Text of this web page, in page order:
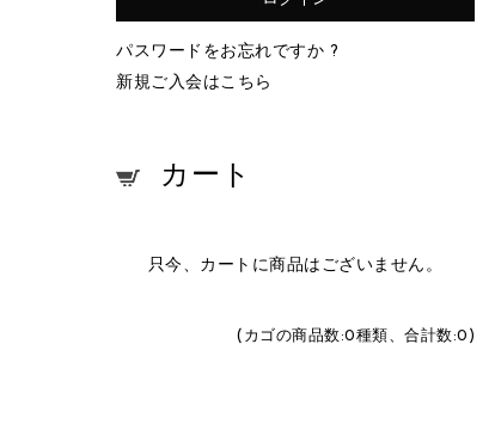
パスワードをお忘れですか ?
新規ご入会はこちら
カート
只今、カートに商品はございません。
(カゴの商品数:0種類、合計数:0)